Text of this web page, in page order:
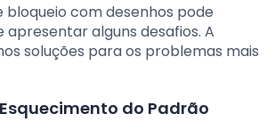
bloqueio com desenhos pode
alguns desafios. A
soluções para os problemas mais
do Padrão